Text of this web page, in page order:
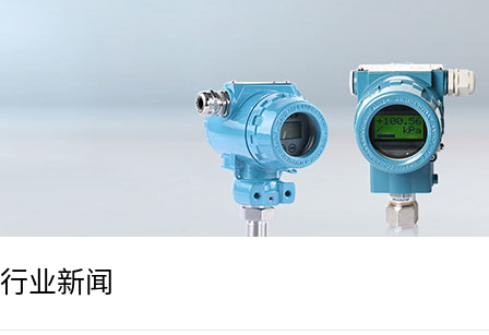
行业新闻